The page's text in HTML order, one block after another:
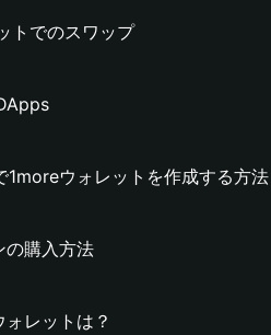
トでのスワップ
ウォレットを作成する方法
の購入方法
レットは？